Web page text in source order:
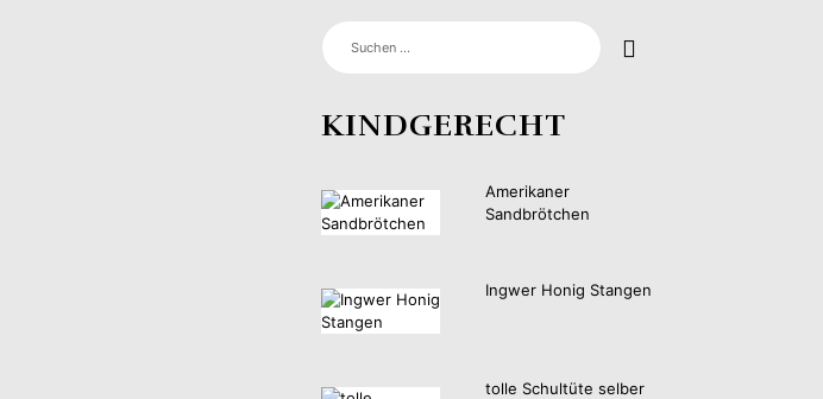
SUCHEN
NACH:
KINDGERECHT
Amerikaner
Sandbrötchen
Ingwer Honig Stangen
tolle Schultüte selber